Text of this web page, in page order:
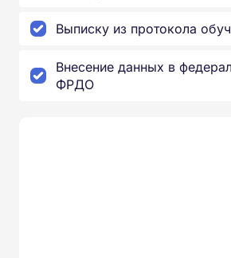
Выписку из протокола
Внесение данных в
ФРДО